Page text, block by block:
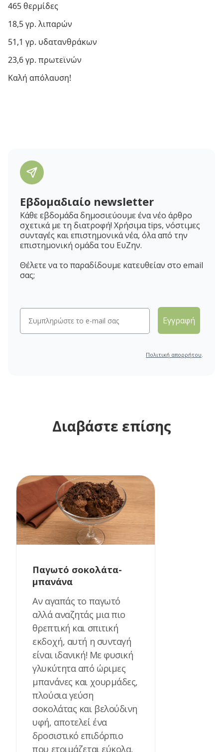
465 θερμίδες
18,5 γρ. λιπαρών
51,1 γρ. υδατανθράκων
23,6 γρ. πρωτεϊνών
Καλή απόλαυση!
Εβδομαδιαίο newsletter
Κάθε εβδομάδα δημοσιεύουμε ένα νέο άρθρο
σχετικά με τη διατροφή! Χρήσιμα tips, νόστιμες
συνταγές και επιστημονικά νέα, όλα από την
επιστημονική ομάδα του ΕυΖην.
Θέλετε να το παραδίδουμε κατευθείαν στο email
σας;
Εγγραφή
Πολιτική απορρήτου.
Διαβάστε επίσης
Παγωτό σοκολάτα-
μπανάνα
Αν αγαπάς το παγωτό
αλλά αναζητάς μια πιο
θρεπτική και σπιτική
εκδοχή, αυτή η συνταγή
είναι ιδανική! Με φυσική
γλυκύτητα από ώριμες
μπανάνες και χουρμάδες,
πλούσια γεύση
σοκολάτας και βελούδινη
υφή, αποτελεί ένα
δροσιστικό επιδόρπιο
που ετοιμάζεται εύκολα,